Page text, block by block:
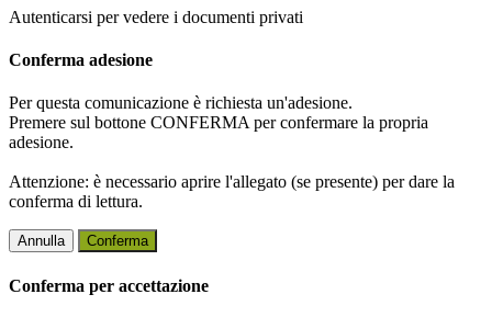
Autenticarsi per vedere i documenti privati
Conferma adesione
Per questa comunicazione è richiesta un'adesione.
Premere sul bottone CONFERMA per confermare la propria
adesione.
Attenzione: è necessario aprire l'allegato (se presente) per dare la
conferma di lettura.
Annulla Conferma
Conferma per accettazione